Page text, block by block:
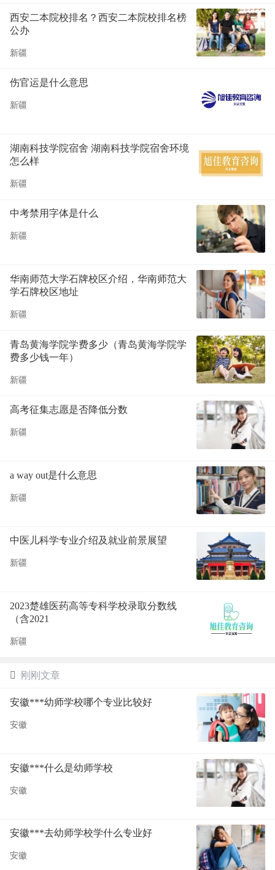
西安二本院校排名？西安二本院校排名榜
公办
新疆
伤官运是什么意思
新疆
湖南科技学院宿舍 湖南科技学院宿舍环境
怎么样
新疆
中考禁用字体是什么
新疆
华南师范大学石牌校区介绍，华南师范大
学石牌校区地址
新疆
青岛黄海学院学费多少（青岛黄海学院学
费多少钱一年）
新疆
高考征集志愿是否降低分数
新疆
a way out是什么意思
新疆
中医儿科学专业介绍及就业前景展望
新疆
2023楚雄医药高等专科学校录取分数线
（含2021
新疆
刚刚文章
安徽***幼师学校哪个专业比较好
安徽
安徽***什么是幼师学校
安徽
安徽***去幼师学校学什么专业好
安徽